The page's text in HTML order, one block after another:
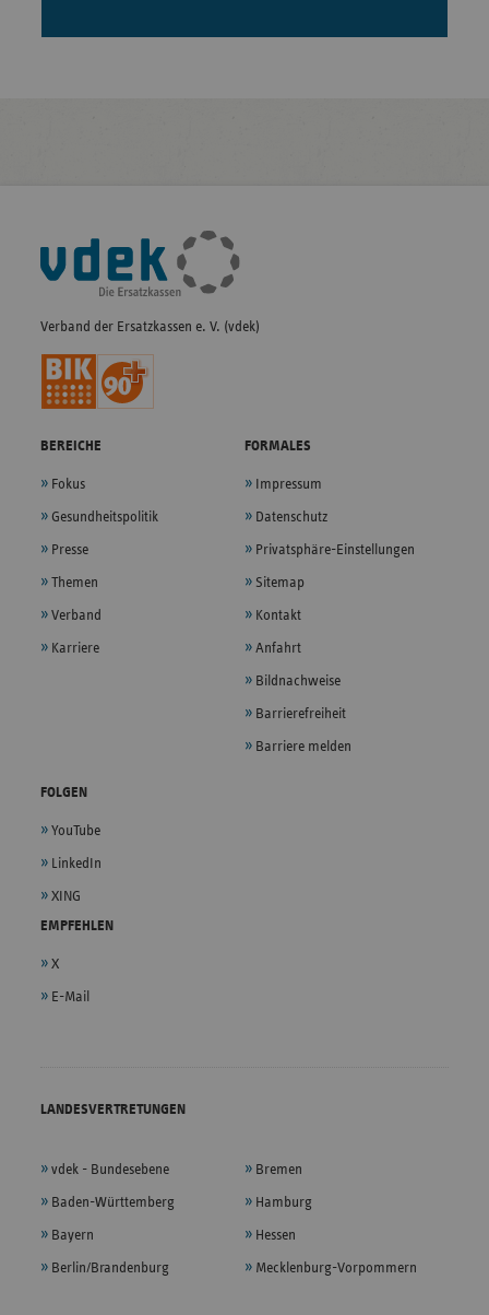
Fußleisten-
Navigation
Verband der Ersatzkassen e. V. (vdek)
BEREICHE
Fokus
Gesundheitspolitik
Presse
Themen
Verband
Karriere
FORMALES
Impressum
Datenschutz
Privatsphäre-Einstellungen
Sitemap
Kontakt
Anfahrt
Bildnachweise
Barrierefreiheit
Barriere melden
FOLGEN
YouTube
LinkedIn
XING
EMPFEHLEN
X
E-Mail
LANDESVERTRETUNGEN
vdek - Bundesebene
Baden-Württemberg
Bayern
Berlin/Brandenburg
Bremen
Hamburg
Hessen
Mecklenburg-Vorpommern